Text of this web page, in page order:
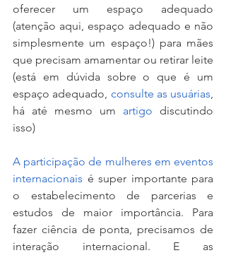
oferecer um espaço adequado
(atenção aqui, espaço adequado e não
simplesmente um espaço!) para mães
que precisam amamentar ou retirar leite
(está em dúvida sobre o que é um
espaço adequado, consulte as usuárias,
há até mesmo um artigo discutindo
isso)
A participação de mulheres em eventos
internacionais é super importante para
o estabelecimento de parcerias e
estudos de maior importância. Para
fazer ciência de ponta, precisamos de
interação internacional. E as